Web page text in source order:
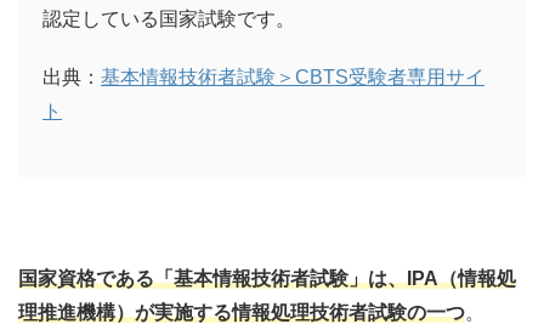
認定している国家試験です。
出典： 基本情報技術者試験＞CBTS受験者専用サイ
ト
国家資格である「基本情報技術者試験」は、IPA（情報処
理推進機構）が実施する情報処理技術者試験の一つ。